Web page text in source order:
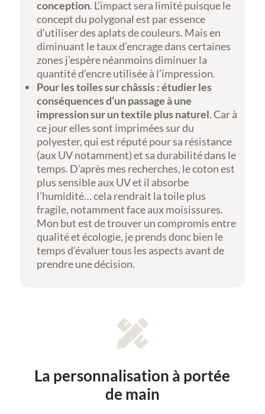
conception. L’impact sera limité puisque le
concept du polygonal est par essence
d’utiliser des aplats de couleurs. Mais en
diminuant le taux d’encrage dans certaines
zones j’espère néanmoins diminuer la
quantité d’encre utilisée à l’impression.
Pour les toiles sur châssis : étudier les
conséquences d’un passage à une
impression sur un textile plus naturel. Car à
ce jour elles sont imprimées sur du
polyester, qui est réputé pour sa résistance
(aux UV notamment) et sa durabilité dans le
temps. D’après mes recherches, le coton est
plus sensible aux UV et il absorbe
l’humidité… cela rendrait la toile plus
fragile, notamment face aux moisissures.
Mon but est de trouver un compromis entre
qualité et écologie, je prends donc bien le
temps d’évaluer tous les aspects avant de
prendre une décision.

La personnalisation à portée
de main